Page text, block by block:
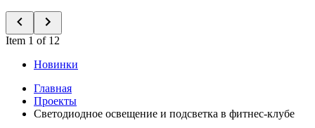
Item 1 of 12
Новинки
Главная
Проекты
Светодиодное освещение и подсветка в фитнес-клубе